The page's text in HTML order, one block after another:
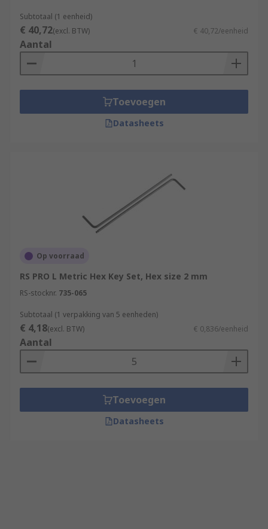
Subtotaal (1 eenheid)
€ 40,72(excl. BTW) € 40,72/eenheid
Aantal
Toevoegen
Datasheets
Op voorraad
RS PRO L Metric Hex Key Set, Hex size 2 mm
RS-stocknr. 735-065
Subtotaal (1 verpakking van 5 eenheden)
€ 4,18(excl. BTW) € 0,836/eenheid
Aantal
Toevoegen
Datasheets